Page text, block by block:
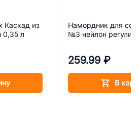
Каскад из
0,35 л
Намордник для
№3 нейлон
259.99 ₽
В